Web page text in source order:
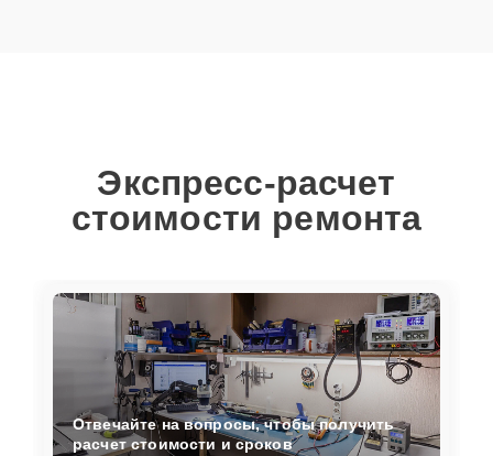
Экспресс-расчет
стоимости ремонта
Отвечайте на вопросы, чтобы получить
расчет стоимости и сроков